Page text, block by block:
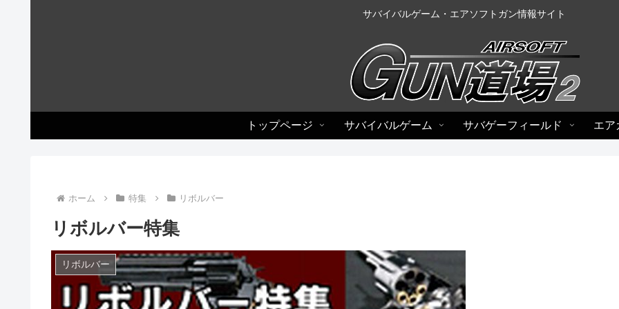
サバイバルゲーム・エアソフトガン情報サイト
トップページ サバイバルゲーム サバゲーフィールド エア
ホーム 特集 リボルバー
リボルバー特集
リボルバー